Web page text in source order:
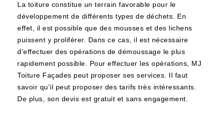
La toiture constitue un terrain favorable pour le
développement de différents types de déchets. En
effet, il est possible que des mousses et des lichens
puissent y proliférer. Dans ce cas, il est nécessaire
d'effectuer des opérations de démoussage le plus
rapidement possible. Pour effectuer les opérations, MJ
Toiture Façades peut proposer ses services. Il faut
savoir qu'il peut proposer des tarifs très intéressants.
De plus, son devis est gratuit et sans engagement.